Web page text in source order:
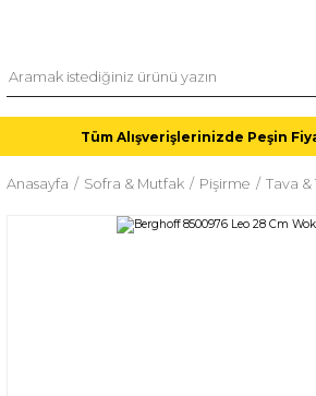
Tüm Alışverişlerinizde Peşin
Anasayfa Sofra & Mutfak Pişirme Tava &